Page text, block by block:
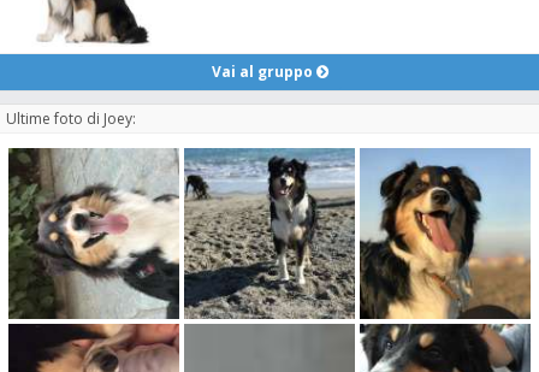
Vai al gruppo
Ultime foto di Joey: